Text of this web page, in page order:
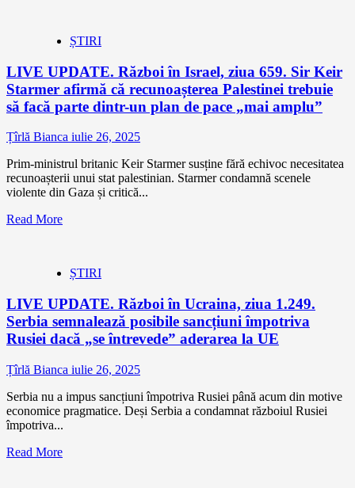
ȘTIRI
LIVE UPDATE. Război în Israel, ziua 659. Sir Keir
Starmer afirmă că recunoașterea Palestinei trebuie
să facă parte dintr-un plan de pace „mai amplu”
Țîrlă Bianca iulie 26, 2025
Prim-ministrul britanic Keir Starmer susține fără echivoc necesitatea
recunoașterii unui stat palestinian. Starmer condamnă scenele
violente din Gaza și critică...
Read More
ȘTIRI
LIVE UPDATE. Război în Ucraina, ziua 1.249.
Serbia semnalează posibile sancțiuni împotriva
Rusiei dacă „se întrevede” aderarea la UE
Țîrlă Bianca iulie 26, 2025
Serbia nu a impus sancțiuni împotriva Rusiei până acum din motive
economice pragmatice. Deși Serbia a condamnat războiul Rusiei
împotriva...
Read More